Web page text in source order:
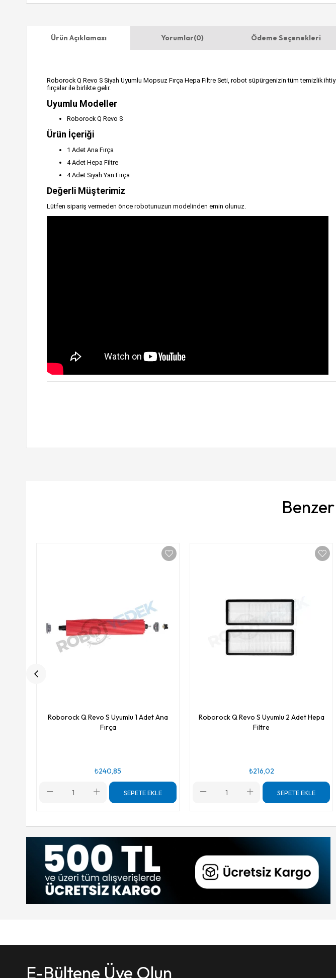
Ürün Açıklaması Yorumlar(0) Ödeme Seçenekleri
Roborock Q Revo S Siyah Uyumlu Mopsuz Fırça Hepa Filtre Seti, robot süpürgenizin tüm temizlik
fırçalar ile birlikte gelir.
Uyumlu Modeller
Roborock Q Revo S
Ürün İçeriği
1 Adet Ana Fırça
4 Adet Hepa Filtre
4 Adet Siyah Yan Fırça
Değerli Müşterimiz
Lütfen sipariş vermeden önce robotunuzun modelinden emin olunuz.
Roborock Q Revo S Uyumlu 1 Adet Ana
Fırça
₺240,85
SEPETE EKLE
Roborock Q Revo S Uyumlu 2 Adet Hepa
Filtre
₺216,02
SEPETE EKLE
E-Bültene Üye Olun